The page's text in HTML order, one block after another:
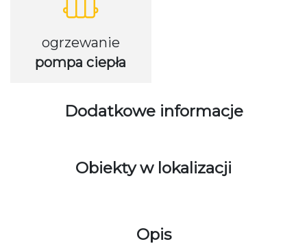
ogrzewanie
pompa ciepła
Dodatkowe informacje
Obiekty w lokalizacji
Opis